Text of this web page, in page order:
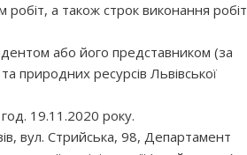
робіт, а також строк виконання робіт
або його представником (за
природних ресурсів Львівської
19.11.2020 року.
вул. Стрийська, 98, Департамент